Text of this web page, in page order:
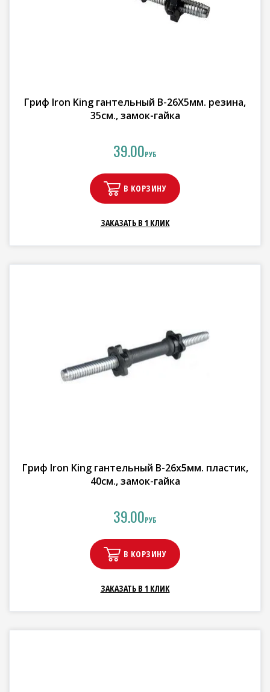
Гриф Iron King гантельный В-26Х5мм. резина,
35см., замок-гайка
39.00РУБ
В КОРЗИНУ
ЗАКАЗАТЬ В 1 КЛИК
Гриф Iron King гантельный В-26х5мм. пластик,
40см., замок-гайка
39.00РУБ
В КОРЗИНУ
ЗАКАЗАТЬ В 1 КЛИК